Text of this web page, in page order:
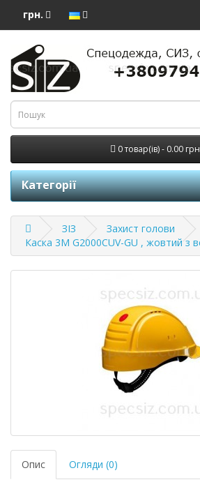
грн.
0 товар(ів) - 0.00
Категорії
ЗІЗ
Захист голови
Каска 3М G2000CUV-GU , жовтий з
Опис Огляди (0)